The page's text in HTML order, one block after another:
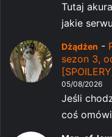
Tutaj
jakie
Dżądżen -
sezon 3,
05/08/2026
Jeśli
coś